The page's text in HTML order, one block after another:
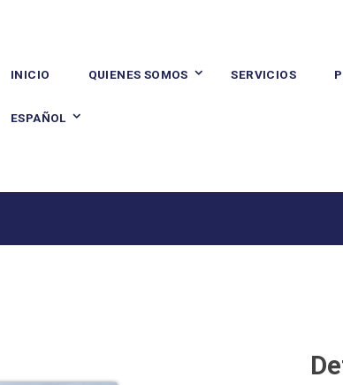
INICIO QUIENES SOMOS SERVICIOS
ESPAÑOL